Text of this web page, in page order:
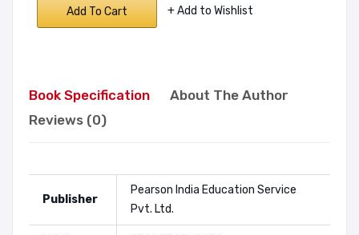
Add To Cart + Add to Wishlist
Book Specification
About The Author
Reviews (0)
Publisher
Pearson India Education Service
Pvt. Ltd.